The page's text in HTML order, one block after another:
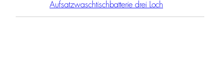
Aufsatzwaschtischbatterie drei Loch